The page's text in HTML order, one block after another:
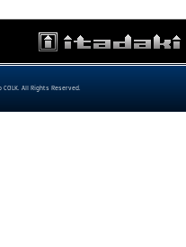
All Rights Reserved.